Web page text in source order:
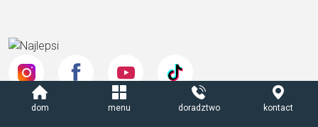
dom menu doradztwo kontact